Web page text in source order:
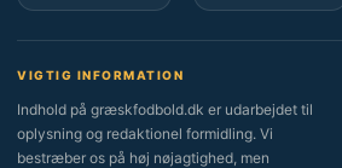
VIGTIG INFORMATION
Indhold på græskfodbold.dk er udarbejdet til
oplysning og redaktionel formidling. Vi
bestræber os på høj nøjagtighed, men